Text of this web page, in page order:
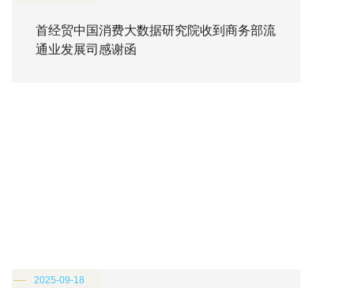
首经贸中国消费大数据研究院收到商务部流
通业发展司感谢函
2025-09-18